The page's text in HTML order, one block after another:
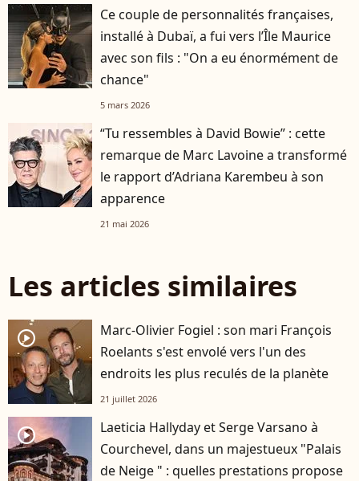
Ce couple de personnalités françaises,
installé à Dubaï, a fui vers l’Île Maurice
avec son fils : "On a eu énormément de
chance"
5 mars 2026
“Tu ressembles à David Bowie” : cette
remarque de Marc Lavoine a transformé
le rapport d’Adriana Karembeu à son
apparence
21 mai 2026
Les articles similaires
player2
Marc-Olivier Fogiel : son mari François
Roelants s'est envolé vers l'un des
endroits les plus reculés de la planète
21 juillet 2026
player2
Laeticia Hallyday et Serge Varsano à
Courchevel, dans un majestueux "Palais
de Neige " : quelles prestations propose